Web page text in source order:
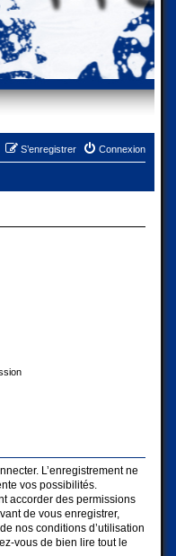
Connexion
S’enregistrer
L’enregistrement ne
vos possibilités.
accorder des permissions
de vous enregistrer,
nos conditions d’utilisation
vous de bien lire tout le